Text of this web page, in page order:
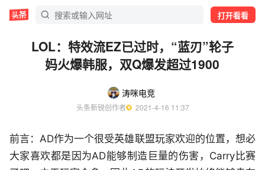
打开看看
LOL：特效流EZ已过时，“蓝刃”轮子
妈火爆韩服，双Q爆发超过1900
涛咪电竞
头条新锐创作者
  2021-4-16 11:37
前言：AD作为一个很受英雄联盟玩家欢迎的位置，想必
大家喜欢都是因为AD能够制造巨量的伤害，Carry比赛